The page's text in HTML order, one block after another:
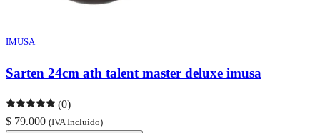
IMUSA
Sarten 24cm ath talent master deluxe imusa
(0)
$ 79.000 (IVA Incluido)